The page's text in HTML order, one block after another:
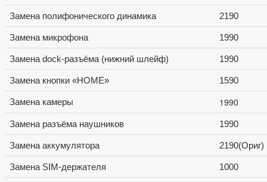
Замена полифонического динамика 2190
Замена микрофона 1990
Замена dock-разъёма (нижний шлейф) 1990
Замена кнопки «HOME» 1590
Замена камеры 1990
Замена разъёма наушников 1990
Замена аккумулятора 2190(Ориг)
Замена SIM-держателя 1000